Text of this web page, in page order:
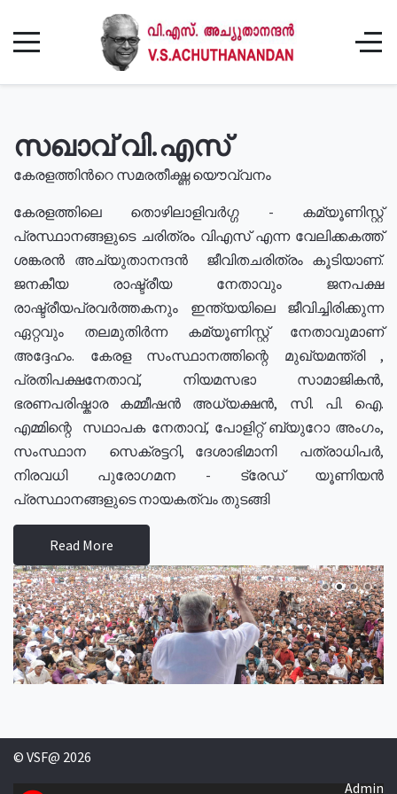
സഖാവ് വി.എസ്
കേരളത്തിൻറെ സമരതീക്ഷ്ണ യൌവ്വനം
കേരളത്തിലെ തൊഴിലാളിവർഗ്ഗ - കമ്യൂണിസ്റ്റ്
പ്രസ്ഥാനങ്ങളുടെ ചരിത്രം വിഎസ് എന്ന വേലിക്കകത്ത്
ശങ്കരൻ അച്യുതാനന്ദൻ ജീവിതചരിത്രം കൂടിയാണ്.
ജനകീയ രാഷ്ട്രീയ നേതാവും ജനപക്ഷ
രാഷ്ട്രീയപ്രവർത്തകനും ഇന്ത്യയിലെ ജീവിച്ചിരിക്കുന്ന
ഏറ്റവും തലമുതിർന്ന കമ്യൂണിസ്റ്റ് നേതാവുമാണ്
അദ്ദേഹം. കേരള സംസ്ഥാനത്തിന്റെ മുഖ്യമന്ത്രി ,
പ്രതിപക്ഷനേതാവ്, നിയമസഭാ സാമാജികൻ,
ഭരണപരിഷ്കാര കമ്മീഷൻ അധ്യക്ഷൻ, സി. പി. ഐ.
എമ്മിന്റെ സഥാപക നേതാവ്, പോളിറ്റ് ബ്യുറോ അംഗം,
സംസ്ഥാന സെക്രട്ടറി, ദേശാഭിമാനി പത്രാധിപർ,
നിരവധി പുരോഗമന - ട്രേഡ് യൂണിയൻ
പ്രസ്ഥാനങ്ങളുടെ നായകത്വം തുടങ്ങി
Read More
© VSF@ 2026
Admin